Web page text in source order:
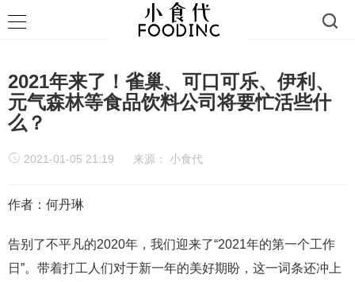
2021年来了！雀巢、可口可乐、伊利、
元气森林等食品饮料公司将要忙活些什
么？
2021-01-05 21:19 来源： 小食代
作者：何丹琳
告别了不平凡的2020年，我们迎来了“2021年的第一个工作
日”。带着打工人们对于新一年的美好期盼，这一词条还冲上